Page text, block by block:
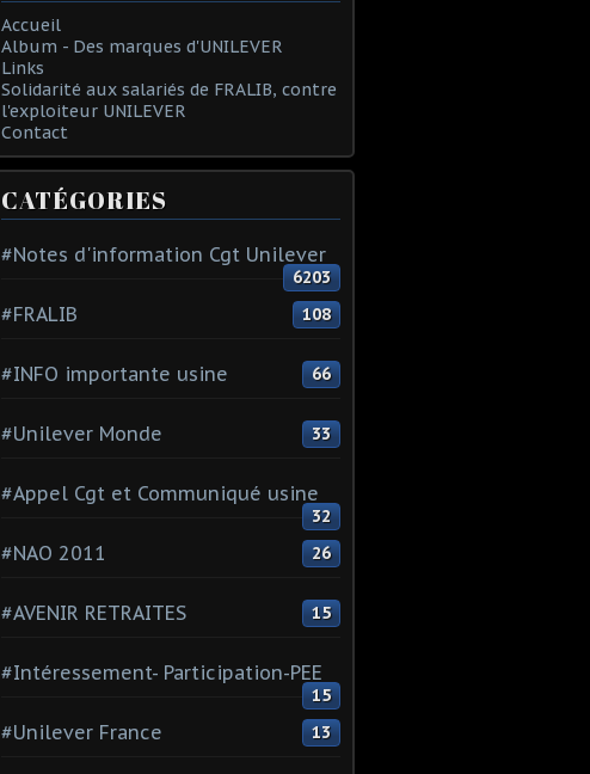
Accueil
Album - Des marques d'UNILEVER
Links
Solidarité aux salariés de FRALIB, contre
l'exploiteur UNILEVER
Contact
CATÉGORIES
#Notes d'information Cgt Unilever
6203
#FRALIB 108
#INFO importante usine 66
#Unilever Monde 33
#Appel Cgt et Communiqué usine
32
#NAO 2011 26
#AVENIR RETRAITES 15
#Intéressement- Participation-PEE
15
#Unilever France 13